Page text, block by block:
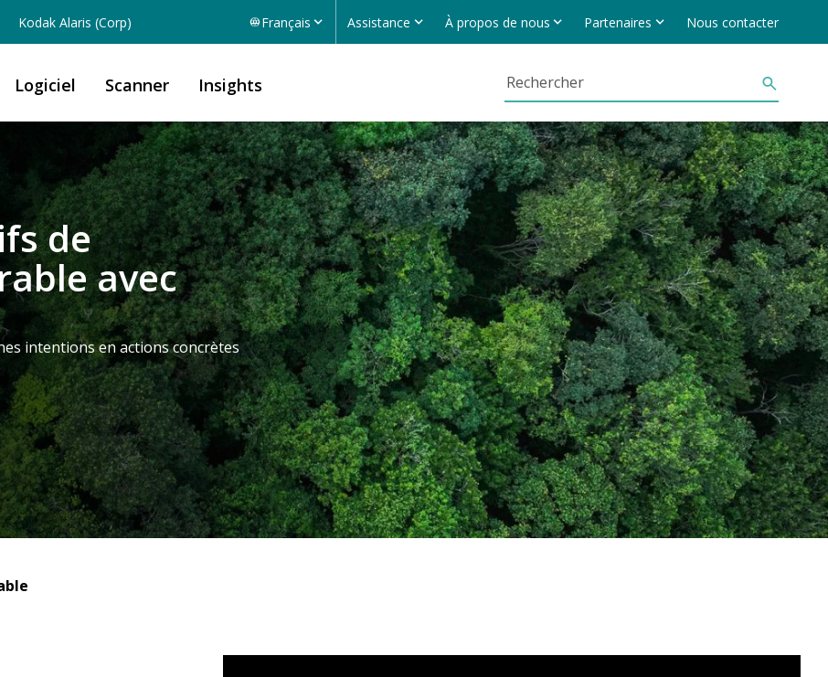
Kodak Alaris (Corp) Français Assistance À propos de nous Partenaires Nous contacter
Logiciel Scanner Insights
de
avec
intentions en actions concrètes